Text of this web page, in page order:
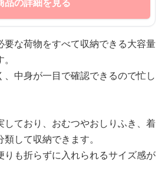
要な荷物をすべて収納できる大容量
中身が一目で確認できるので忙し
しており、おむつやおしりふき、着
して収納できます。
りも折らずに入れられるサイズ感が